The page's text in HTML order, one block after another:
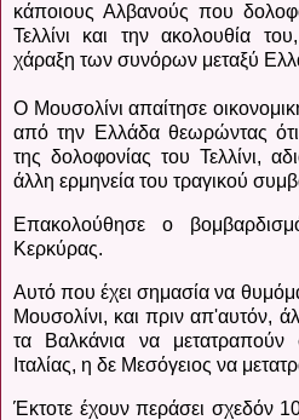
κάποιους Αλβανούς που
Τελλίνι και την ακολουθία
χάραξη των συνόρων μεταξύ
Ο Μουσολίνι απαίτησε
από την Ελλάδα θεωρώντας
της δολοφονίας του Τελλίνι,
άλλη ερμηνεία του τραγικού
Επακολούθησε ο
Κερκύρας.
Αυτό που έχει σημασία να
Μουσολίνι, και πριν απ'αυτόν,
τα Βαλκάνια να
Ιταλίας, η δε Μεσόγειος να
Έκτοτε έχουν περάσει σχεδόν